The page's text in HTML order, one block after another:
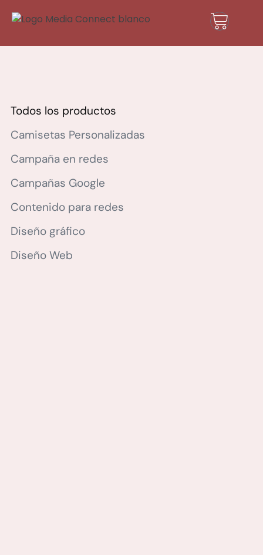
Camisetas Personalizadas
Campaña en redes
Campañas Google
Contenido para redes
Diseño gráfico
Diseño Web
Todos los productos